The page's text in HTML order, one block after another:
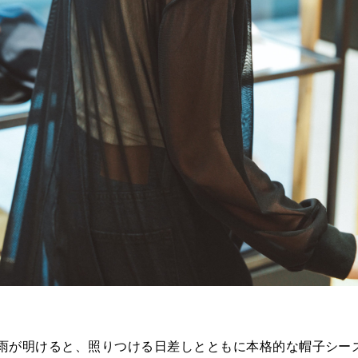
が明けると、照りつける日差しとともに本格的な帽子シー